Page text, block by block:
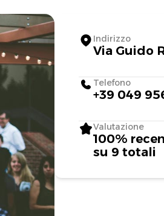
Indirizzo
Via Guido
Telefono
+39 049
Valutazione
100%
su 9 totali